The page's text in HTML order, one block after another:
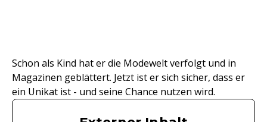
Schon als Kind hat er die Modewelt verfolgt und in
Magazinen geblättert. Jetzt ist er sich sicher, dass er
ein Unikat ist - und seine Chance nutzen wird.